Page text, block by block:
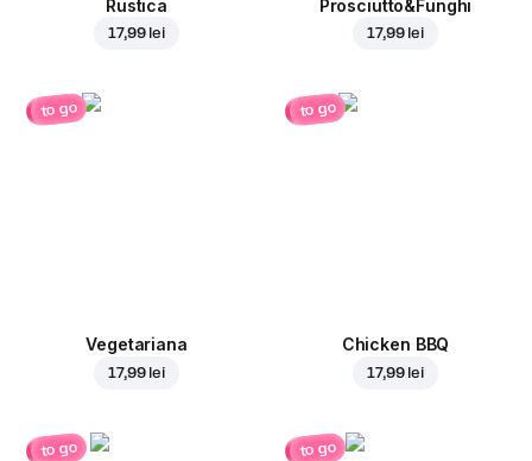
Rustica
17,99 lei
Prosciutto&Funghi
17,99 lei
to go
Vegetariana
17,99 lei
to go
Chicken BBQ
17,99 lei
to go to go